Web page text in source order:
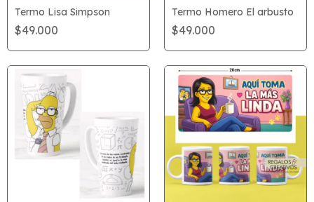
Termo Lisa Simpson
$49.000
Termo Homero El arbusto
$49.000